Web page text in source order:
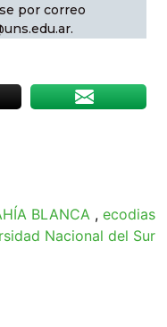
por correo
BLANCA , ecodias
Nacional del Sur